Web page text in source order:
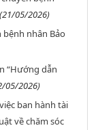
(21/05/2026)
bệnh nhân Bảo
“Hướng dẫn
05/2026)
ban hành tài
về chăm sóc